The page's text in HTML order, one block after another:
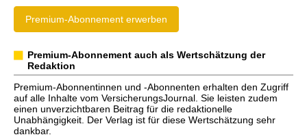
Premium-Abonnement erwerben
Premium-Abonnement auch als Wertschätzung der
Redaktion
Premium-Abonnentinnen und -Abonnenten erhalten den Zugriff
auf alle Inhalte vom VersicherungsJournal. Sie leisten zudem
einen unverzichtbaren Beitrag für die redaktionelle
Unabhängigkeit. Der Verlag ist für diese Wertschätzung sehr
dankbar.